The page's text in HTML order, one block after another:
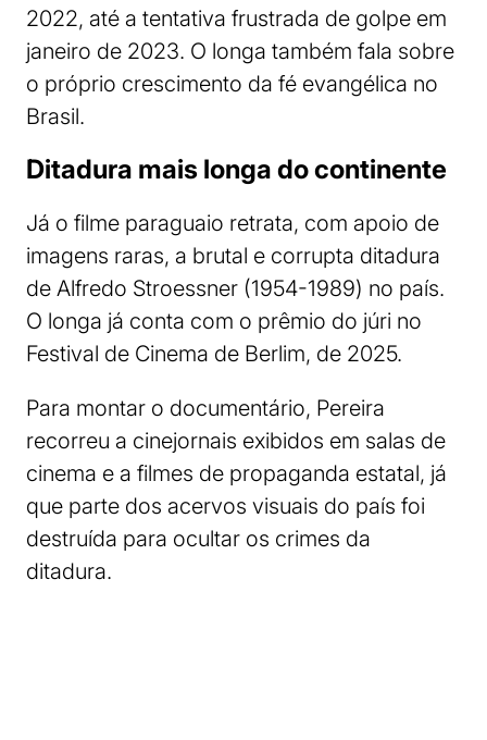
2022, até a tentativa frustrada de golpe em
janeiro de 2023. O longa também fala sobre
o próprio crescimento da fé evangélica no
Brasil.
Ditadura mais longa do continente
Já o filme paraguaio retrata, com apoio de
imagens raras, a brutal e corrupta ditadura
de Alfredo Stroessner (1954-1989) no país.
O longa já conta com o prêmio do júri no
Festival de Cinema de Berlim, de 2025.
Para montar o documentário, Pereira
recorreu a cinejornais exibidos em salas de
cinema e a filmes de propaganda estatal, já
que parte dos acervos visuais do país foi
destruída para ocultar os crimes da
ditadura.